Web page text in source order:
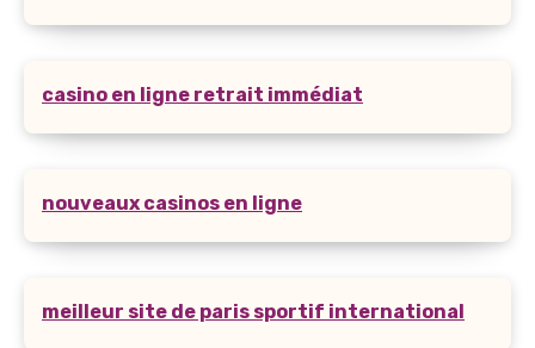
casino en ligne retrait immédiat
nouveaux casinos en ligne
meilleur site de paris sportif international